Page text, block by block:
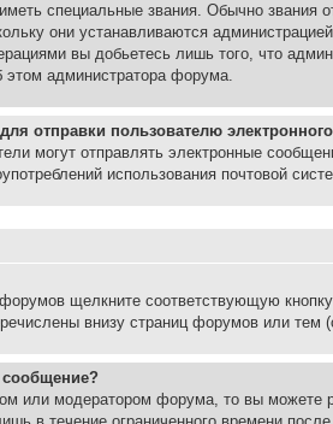
специальные звания. Обычно
они устанавливаются
вы добьетесь лишь того, что
этом администратора форума.
отправки пользователю
могут отправлять электронные
использования почтовой
щелкните соответствующую
внизу страниц форумов или тем
сообщение?
или модератором форума, то вы можете